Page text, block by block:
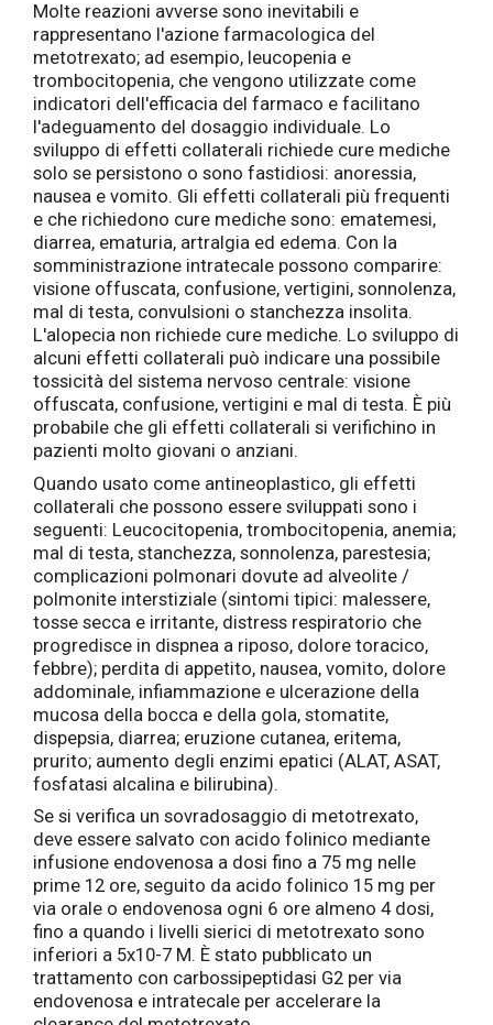
Molte reazioni avverse sono inevitabili e
rappresentano l'azione farmacologica del
metotrexato; ad esempio, leucopenia e
trombocitopenia, che vengono utilizzate come
indicatori dell'efficacia del farmaco e facilitano
l'adeguamento del dosaggio individuale. Lo
sviluppo di effetti collaterali richiede cure mediche
solo se persistono o sono fastidiosi: anoressia,
nausea e vomito. Gli effetti collaterali più frequenti
e che richiedono cure mediche sono: ematemesi,
diarrea, ematuria, artralgia ed edema. Con la
somministrazione intratecale possono comparire:
visione offuscata, confusione, vertigini, sonnolenza,
mal di testa, convulsioni o stanchezza insolita.
L'alopecia non richiede cure mediche. Lo sviluppo di
alcuni effetti collaterali può indicare una possibile
tossicità del sistema nervoso centrale: visione
offuscata, confusione, vertigini e mal di testa. È più
probabile che gli effetti collaterali si verifichino in
pazienti molto giovani o anziani.
Quando usato come antineoplastico, gli effetti
collaterali che possono essere sviluppati sono i
seguenti: Leucocitopenia, trombocitopenia, anemia;
mal di testa, stanchezza, sonnolenza, parestesia;
complicazioni polmonari dovute ad alveolite /
polmonite interstiziale (sintomi tipici: malessere,
tosse secca e irritante, distress respiratorio che
progredisce in dispnea a riposo, dolore toracico,
febbre); perdita di appetito, nausea, vomito, dolore
addominale, infiammazione e ulcerazione della
mucosa della bocca e della gola, stomatite,
dispepsia, diarrea; eruzione cutanea, eritema,
prurito; aumento degli enzimi epatici (ALAT, ASAT,
fosfatasi alcalina e bilirubina).
Se si verifica un sovradosaggio di metotrexato,
deve essere salvato con acido folinico mediante
infusione endovenosa a dosi fino a 75 mg nelle
prime 12 ore, seguito da acido folinico 15 mg per
via orale o endovenosa ogni 6 ore almeno 4 dosi,
fino a quando i livelli sierici di metotrexato sono
inferiori a 5x10-7 M. È stato pubblicato un
trattamento con carbossipeptidasi G2 per via
endovenosa e intratecale per accelerare la